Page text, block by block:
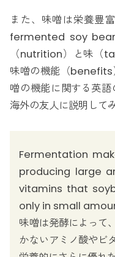
また、味噌は栄養豊
fermented soy
（nutrition）と味（
味噌の機能（benefits
噌の機能に関する英
海外の友人に説明して
Fermentation
producing large
vitamins that
only in small
味噌は発酵によって
かないアミノ酸やビ